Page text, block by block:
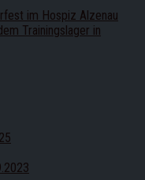
im Hospiz Alzenau
Trainingslager in